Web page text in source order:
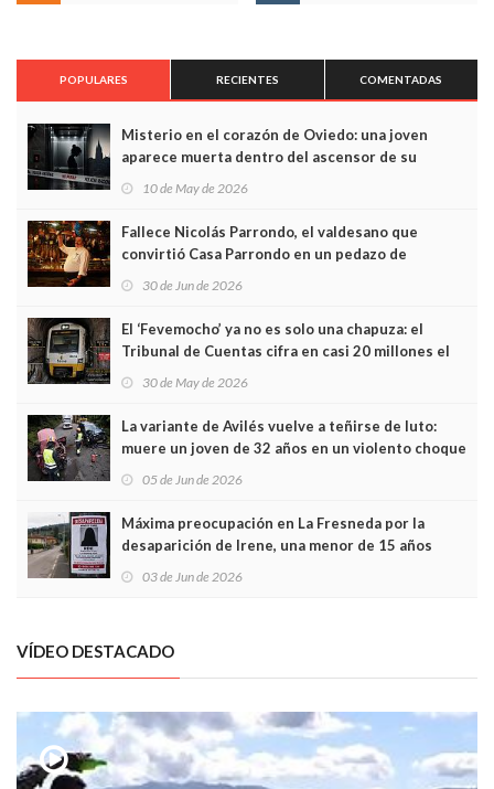
POPULARES RECIENTES COMENTADAS
Misterio en el corazón de Oviedo: una joven
aparece muerta dentro del ascensor de su
edificio y las cámaras captan sus últimos minutos
10 de May de 2026
Fallece Nicolás Parrondo, el valdesano que
convirtió Casa Parrondo en un pedazo de
Asturias en Madrid
30 de Jun de 2026
El ‘Fevemocho’ ya no es solo una chapuza: el
Tribunal de Cuentas cifra en casi 20 millones el
sobrecoste de los trenes que no cabían por los
30 de May de 2026
La variante de Avilés vuelve a teñirse de luto:
muere un joven de 32 años en un violento choque
frontal
05 de Jun de 2026
Máxima preocupación en La Fresneda por la
desaparición de Irene, una menor de 15 años
03 de Jun de 2026
VÍDEO DESTACADO